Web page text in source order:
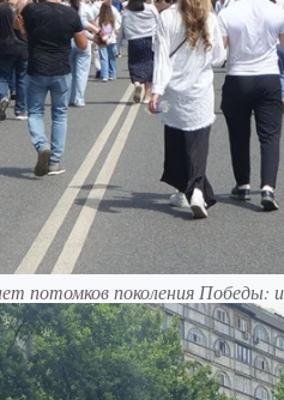
потомков поколения Победы: